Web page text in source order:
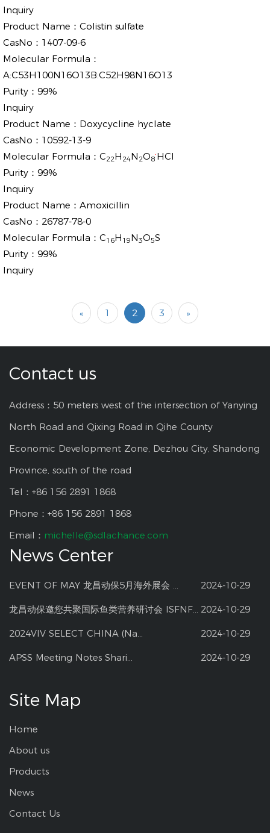
Inquiry
Product Name： Colistin sulfate
CasNo： 1407-09-6
Molecular Formula：
A:C53H100N16O13B:C52H98N16O13
Purity： 99%
Inquiry
Product Name： Doxycycline hyclate
CasNo： 10592-13-9
Molecular Formula： C22H 24N 2O8
.HCl
Purity： 99%
Inquiry
Product Name： Amoxicillin
CasNo： 26787-78-0
Molecular Formula： C16H 19N3O5S
Purity： 99%
Inquiry
« 1 2 3 »
Contact us
Address：50 meters west of the intersection of Yanying
North Road and Qixing Road in Qihe County
Economic Development Zone, Dezhou City, Shandong
Province, south of the road
Tel：+86 156 2891 1868
Phone：+86 156 2891 1868
Email： michelle@sdlachance.com
News Center
EVENT OF MAY 龙昌动保5月海外展会 ... 2024-10-29
龙昌动保邀您共聚国际鱼类营养研讨会 ISFNF ... 2024-10-29
2024VIV SELECT CHINA (Na... 2024-10-29
APSS Meeting Notes Shari... 2024-10-29
Site Map
Home
About us
Products
News
Contact Us